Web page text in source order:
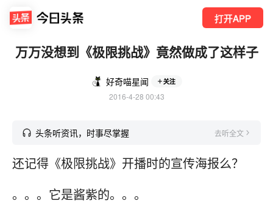
打开APP
万万没想到《极限挑战》竟然做成了这样子
好奇喵星闻 关注
2016-4-28 00:43
头条听资讯，时事尽掌握 去听全文
还记得《极限挑战》开播时的宣传海报么？
。。。它是酱紫的。。。